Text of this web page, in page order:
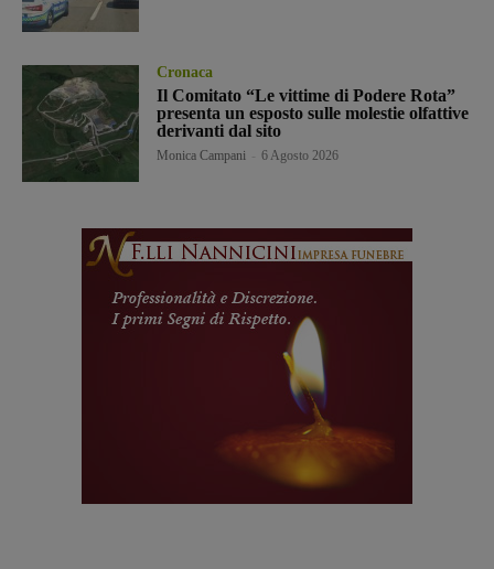
Cronaca
Il Comitato “Le vittime di Podere Rota”
presenta un esposto sulle molestie olfattive
derivanti dal sito
Monica Campani 6 Agosto 2026